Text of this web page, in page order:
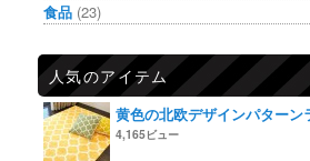
食品 (23)
人気のアイテム
黄色の北欧デザインパターン
4,165ビュー